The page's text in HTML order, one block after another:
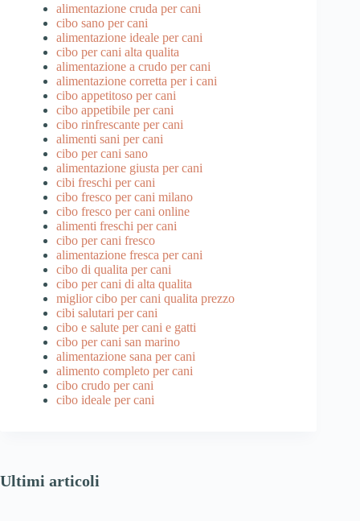
alimentazione cruda per cani
cibo sano per cani
alimentazione ideale per cani
cibo per cani alta qualita
alimentazione a crudo per cani
alimentazione corretta per i cani
cibo appetitoso per cani
cibo appetibile per cani
cibo rinfrescante per cani
alimenti sani per cani
cibo per cani sano
alimentazione giusta per cani
cibi freschi per cani
cibo fresco per cani milano
cibo fresco per cani online
alimenti freschi per cani
cibo per cani fresco
alimentazione fresca per cani
cibo di qualita per cani
cibo per cani di alta qualita
miglior cibo per cani qualita prezzo
cibi salutari per cani
cibo e salute per cani e gatti
cibo per cani san marino
alimentazione sana per cani
alimento completo per cani
cibo crudo per cani
cibo ideale per cani
Ultimi articoli